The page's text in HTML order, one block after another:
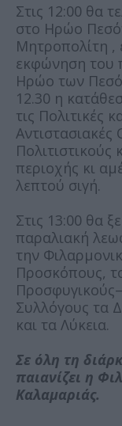
Στις 12:00 θα
στο Ηρώο
Μητροπολίτη ,
εκφώνηση του
Ηρώο των
12.30 η
τις Πολιτικές
Πολιτιστικούς
περιοχής κι
λεπτού σιγή.
Στις 13:00 θα
παραλιακή
την
Προσκόπους,
Συλλόγους τα
και τα Λύκεια.
Σε όλη τη
παιανίζει η
Καλαμαριάς.